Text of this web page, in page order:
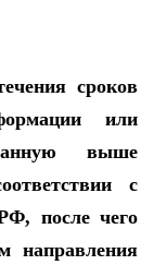
сроков
или
выше
с
после чего
направления